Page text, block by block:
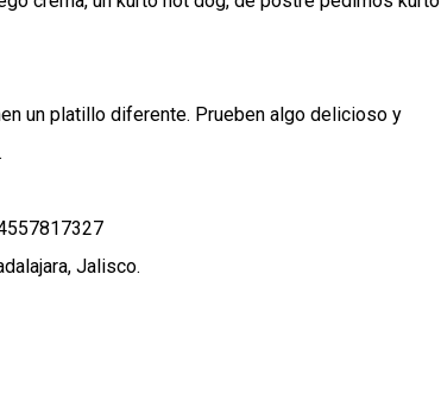
un platillo diferente. Prueben algo delicioso y
Jalisco.